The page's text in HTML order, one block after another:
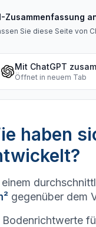
Zusammenfassung
Sie diese Seite von
Mit ChatGPT
Öffnet in neuem Tab
haben
gegenüber dem
Bodenrichtwerte